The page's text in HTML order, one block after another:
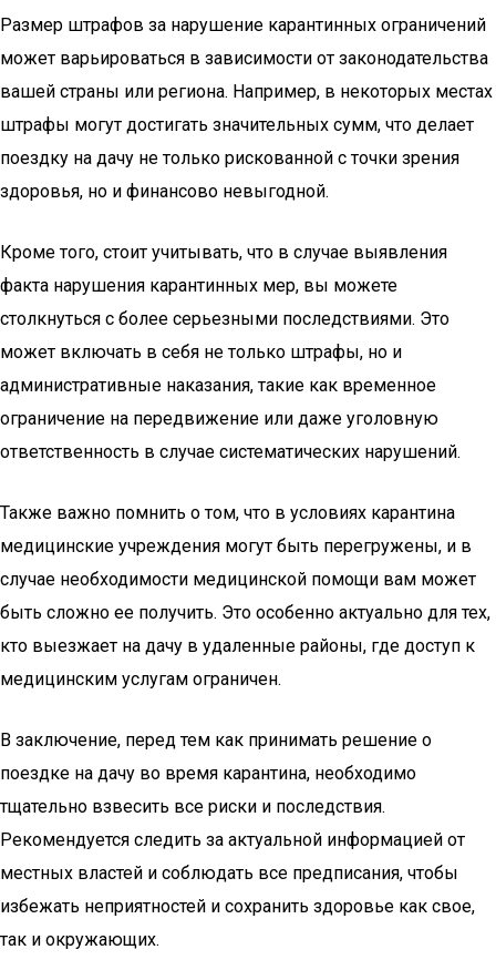
Размер штрафов за нарушение карантинных ограничений
может варьироваться в зависимости от законодательства
вашей страны или региона. Например, в некоторых местах
штрафы могут достигать значительных сумм, что делает
поездку на дачу не только рискованной с точки зрения
здоровья, но и финансово невыгодной.
Кроме того, стоит учитывать, что в случае выявления
факта нарушения карантинных мер, вы можете
столкнуться с более серьезными последствиями. Это
может включать в себя не только штрафы, но и
административные наказания, такие как временное
ограничение на передвижение или даже уголовную
ответственность в случае систематических нарушений.
Также важно помнить о том, что в условиях карантина
медицинские учреждения могут быть перегружены, и в
случае необходимости медицинской помощи вам может
быть сложно ее получить. Это особенно актуально для тех,
кто выезжает на дачу в удаленные районы, где доступ к
медицинским услугам ограничен.
В заключение, перед тем как принимать решение о
поездке на дачу во время карантина, необходимо
тщательно взвесить все риски и последствия.
Рекомендуется следить за актуальной информацией от
местных властей и соблюдать все предписания, чтобы
избежать неприятностей и сохранить здоровье как свое,
так и окружающих.